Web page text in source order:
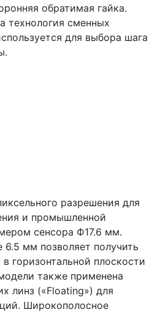
обратимая гайка.
технология сменных
для выбора шага
разрешения для
и промышленной
сенсора Ф17.6 мм.
6.5 мм позволяет получить
горизонтальной плоскости
также применена
линз («Floating») для
Широкополосное